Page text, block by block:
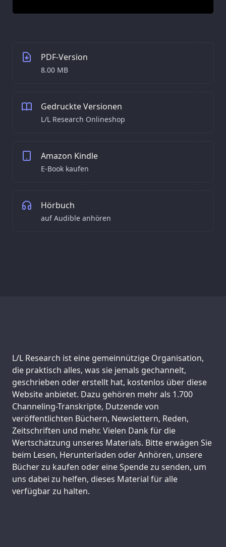
PDF-Version
8.00 MB
Gedruckte Versionen
L/L Research Onlineshop
Amazon Kindle
E-Book kaufen
Hörbuch
auf Audible anhören
Support us:
L/L Research ist eine gemeinnützige Organisation,
die praktisch alles, was sie jemals gechannelt,
geschrieben oder erstellt hat, kostenlos über diese
Website anbietet. Dazu gehören mehr als 1.700
Channeling-Transkripte, Dutzende von
veröffentlichten Büchern, Newslettern, Reden,
Zeitschriften und mehr. Vielen Dank für die
Wertschätzung unseres Materials. Bitte erwägen Sie
beim Lesen, Herunterladen oder Anhören, unsere
Bücher zu kaufen oder eine Spende zu senden, um
uns dabei zu helfen, dieses Material für alle
verfügbar zu halten.